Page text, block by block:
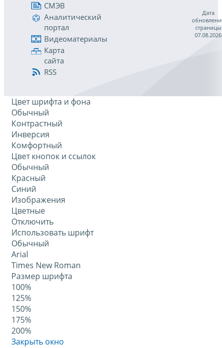
СМЭВ
Аналитический
портал
Видеоматериалы
Карта
сайта
RSS
Дата
страницы
07.08.2026
Цвет шрифта и фона
Обычный
Контрастный
Инверсия
Комфортный
Цвет кнопок и ссылок
Обычный
Красный
Синий
Изображения
Цветные
Отключить
Использовать шрифт
Обычный
Arial
Times New Roman
Размер шрифта
100%
125%
150%
175%
200%
Закрыть окно